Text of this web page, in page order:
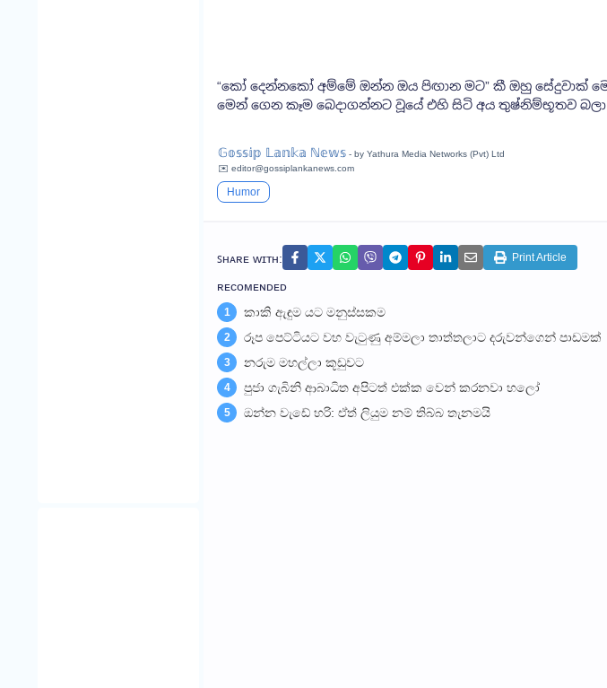
“කෝ දෙන්නකෝ අම්මේ ඔන්න ඔය පිඟාන මට” කී ඔහු සේදුවාක්
මෙන් ගෙන කෑම බෙදාගන්නට වූයේ එහි සිටි අය තුෂ්නිම්භූතව බලා
𝔾𝕠𝕤𝕤𝕚𝕡 𝕃𝕒𝕟𝕜𝕒 ℕ𝕖𝕨𝕤 - by Yathura Media Networks (Pvt) Ltd
✉️ editor@gossiplankanews.com
Humor
ꜱʜᴀʀᴇ ᴡɪᴛʜ: Print Article
ʀᴇᴄᴏᴍᴇɴᴅᴇᴅ
1 කාකි ඇඳුම යට මනුස්සකම
2 රූප පෙට්ටියට වහ වැටුණු අම්මලා තාත්තලාට දරුවන්ගෙන් පාඩමක්
3 නරුම මහල්ලා කූඩුවට
4 පුජා ගැබිනි ආබාධිත අපිටත් එක්ක වෙන් කරනවා හලෝ
5 ඔන්න වැඩේ හරි: ඒත් ලියුම නම් තිබ්බ තැනමයි